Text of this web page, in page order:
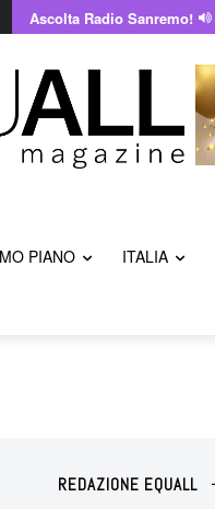
Ascolta Radio Sanremo!
PIANO ITALIA
REDAZIONE EQUALL